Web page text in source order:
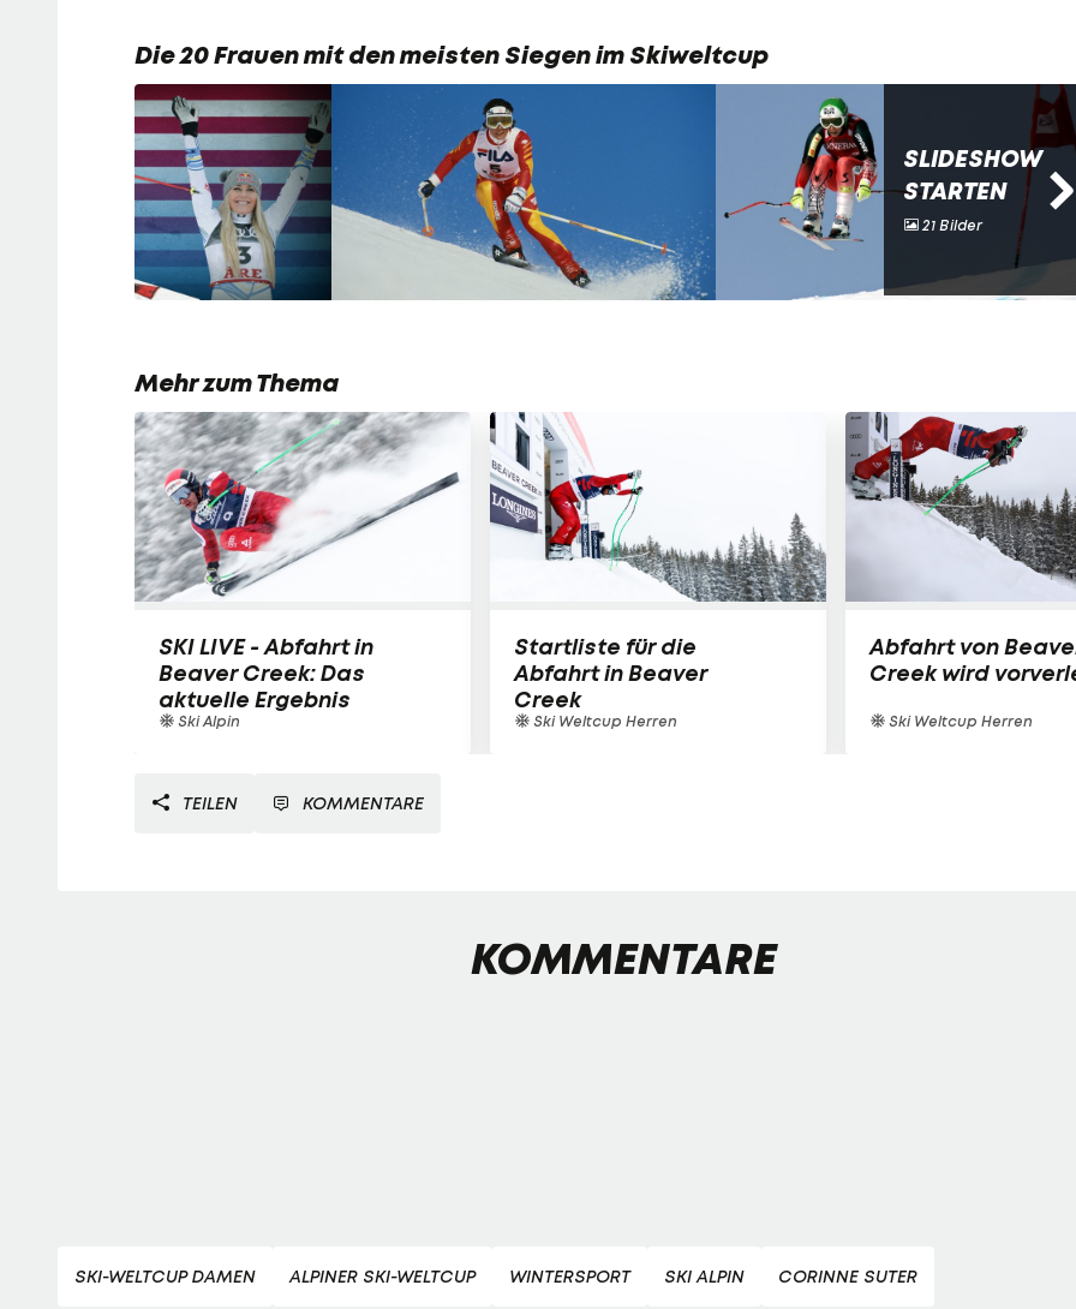
Die 20 Frauen mit den meisten Siegen im Skiweltcup
SLIDESHOW
STARTEN
21 Bilder
Mehr zum Thema
SKI LIVE - Abfahrt in
Beaver Creek: Das
aktuelle Ergebnis
Ski Alpin
Startliste für die
Abfahrt in Beaver
Creek
Ski Weltcup Herren
Abfahrt von
Creek wird
Ski Weltcup Herren
TEILEN KOMMENTARE
KOMMENTARE
SKI-WELTCUP DAMEN ALPINER SKI-WELTCUP WINTERSPORT SKI ALPIN CORINNE SUTER